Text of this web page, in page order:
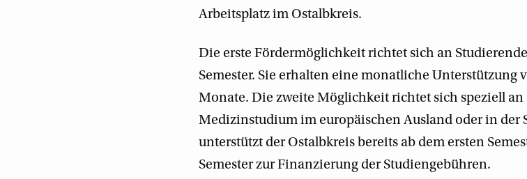
Arbeitsplatz im Ostalbkreis.
Die erste Fördermöglichkeit richtet sich an
Semester. Sie erhalten eine monatliche Unterstützung
Monate. Die zweite Möglichkeit richtet sich speziell
Medizinstudium im europäischen Ausland oder in der
unterstützt der Ostalbkreis bereits ab dem ersten
Semester zur Finanzierung der Studiengebühren.